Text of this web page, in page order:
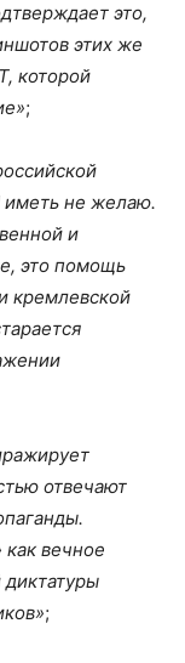
это,
этих же
которой
;
иметь не желаю.
и
это помощь
кремлевской
отвечают
вечное
;